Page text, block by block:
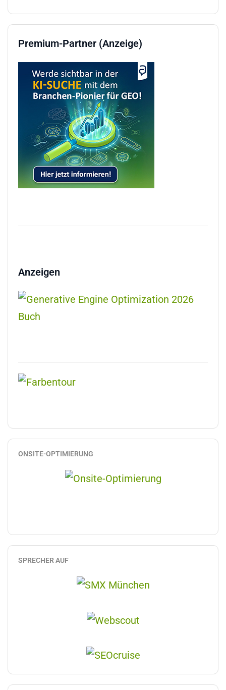
Premium-Partner (Anzeige)
Anzeigen
ONSITE-OPTIMIERUNG
SPRECHER AUF